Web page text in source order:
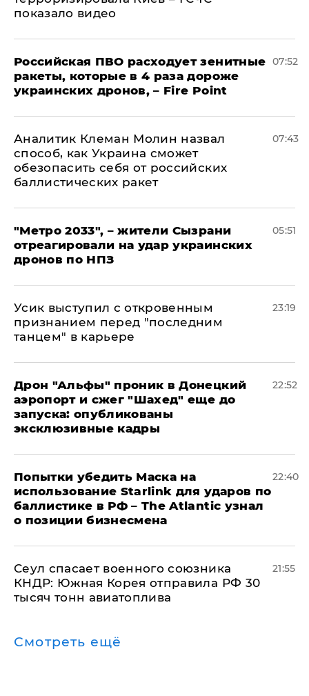
показало видео
Российская ПВО расходует зенитные
ракеты, которые в 4 раза дороже
украинских дронов, – Fire Point
07:52
Аналитик Клеман Молин назвал
способ, как Украина сможет
обезопасить себя от российских
баллистических ракет
07:43
"Метро 2033", – жители Сызрани
отреагировали на удар украинских
дронов по НПЗ
05:51
Усик выступил с откровенным
признанием перед "последним
танцем" в карьере
23:19
Дрон "Альфы" проник в Донецкий
аэропорт и сжег "Шахед" еще до
запуска: опубликованы
эксклюзивные кадры
22:52
Попытки убедить Маска на
использование Starlink для ударов по
баллистике в РФ – The Atlantic узнал
о позиции бизнесмена
22:40
​Сеул спасает военного союзника
КНДР: Южная Корея отправила РФ 30
тысяч тонн авиатоплива
21:55
Смотреть ещё